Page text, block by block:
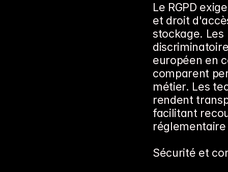
Le RGPD
et droit
stockage.
européen en
comparent
métier. Les
rendent
facilitant
Sécurité et